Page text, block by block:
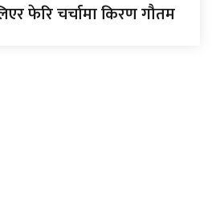
फेरि चर्चामा किरण गौतम